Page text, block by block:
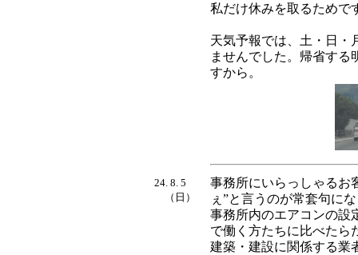
私だけ休みを取るためで
天気予報では、土・日・
ませんでした。帰省する
すから。
24. 8. 5
（日）
事務所にいらっしゃるお
ぇ”と言うのが常套句に
事務所内のエアコンの設
で働く方たちに比べたら
建築・建設に関係する業